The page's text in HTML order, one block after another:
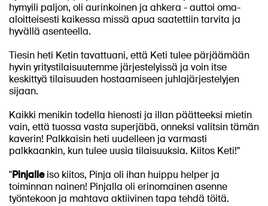
hymyili paljon, oli aurinkoinen ja ahkera - auttoi oma-
aloitteisesti kaikessa missä apua saatettiin tarvita ja
hyvällä asenteella.
Tiesin heti Ketin tavattuani, että Keti tulee pärjäämään
hyvin yritystilaisuutemme järjestelyissä ja voin itse
keskittyä tilaisuuden hostaamiseen juhlajärjestelyjen
sijaan.
Kaikki menikin todella hienosti ja illan päätteeksi mietin
vain, että tuossa vasta superjäbä, onneksi valitsin tämän
kaverin! Palkkaisin heti uudelleen ja varmasti
palkkaankin, kun tulee uusia tilaisuuksia. Kiitos Keti!"
"Pinjalleiso kiitos, Pinja oli ihan huippu helper ja
toiminnan nainen! Pinjalla oli erinomainen asenne
työntekoon ja mahtava aktiivinen tapa tehdä töitä.